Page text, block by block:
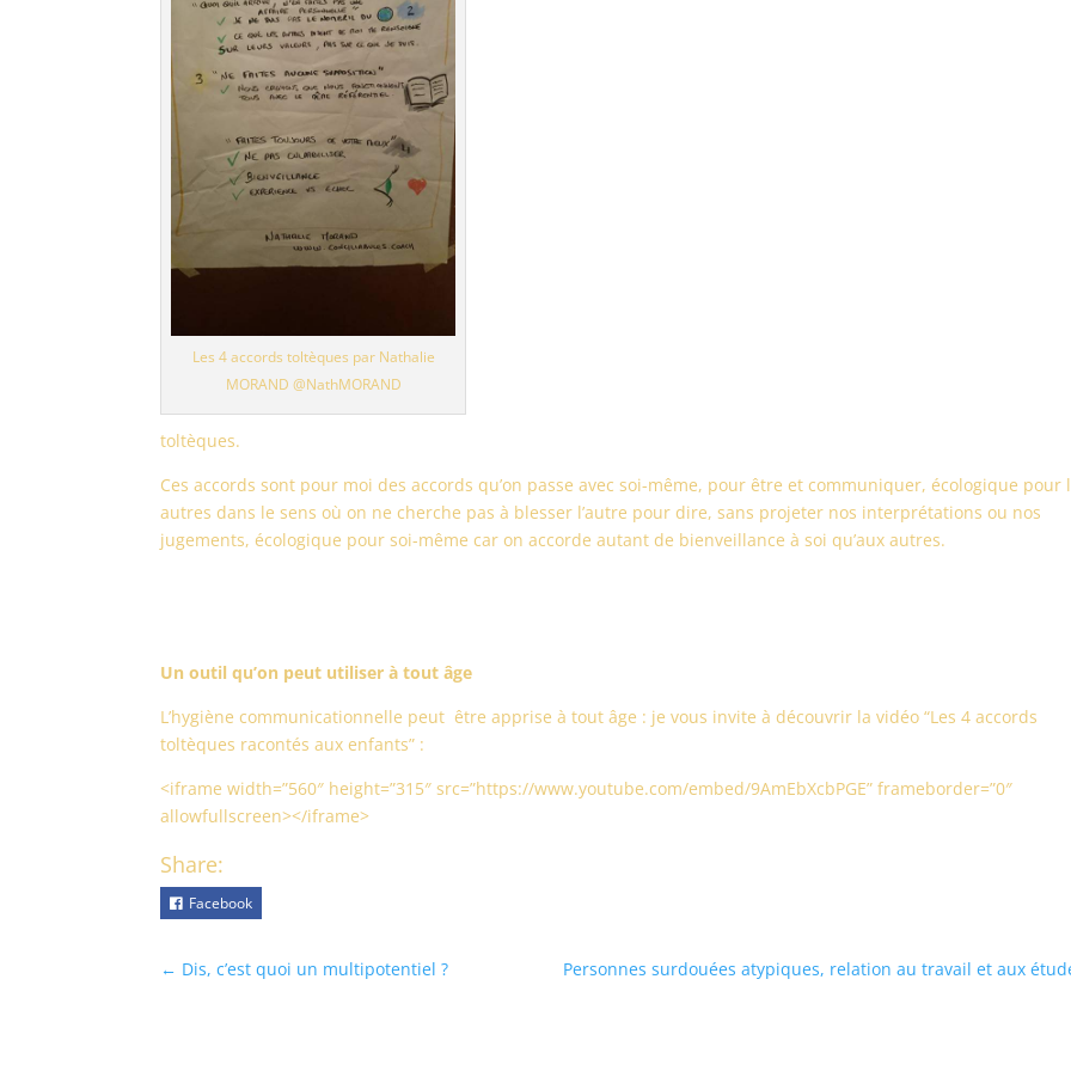
Les 4 accords toltèques par Nathalie
MORAND @NathMORAND
toltèques.
Ces accords sont pour moi des accords qu’on passe avec soi-même, pour être et communiquer, écologique pour
autres dans le sens où on ne cherche pas à blesser l’autre pour dire, sans projeter nos interprétations ou nos
jugements, écologique pour soi-même car on accorde autant de bienveillance à soi qu’aux autres.
Un outil qu’on peut utiliser à tout âge
L’hygiène communicationnelle peut être apprise à tout âge : je vous invite à découvrir la vidéo “Les 4 accords
toltèques racontés aux enfants” :
<iframe width=”560″ height=”315″ src=”https://www.youtube.com/embed/9AmEbXcbPGE” frameborder=”0″
allowfullscreen></iframe>
Share:
Facebook
← Dis, c’est quoi un multipotentiel ? Personnes surdouées atypiques, relation au travail et aux